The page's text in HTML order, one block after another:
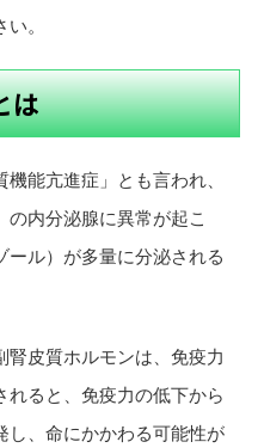
。
は
能亢進症」とも言われ、
内分泌腺に異常が起こ
ール）が多量に分泌される
腎皮質ホルモンは、免疫力
れると、免疫力の低下から
し、命にかかわる可能性が